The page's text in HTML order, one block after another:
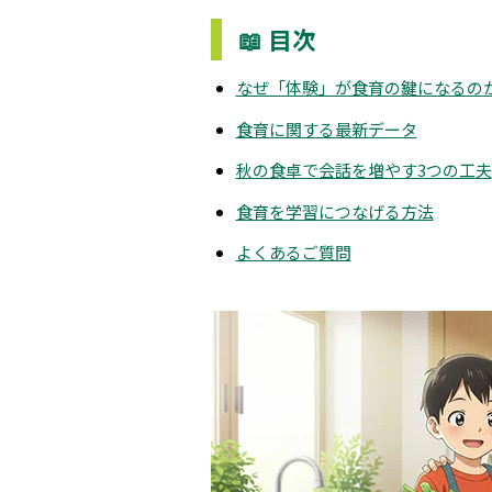
📖 目次
なぜ「体験」が食育の鍵になるの
食育に関する最新データ
秋の食卓で会話を増やす3つの工夫
食育を学習につなげる方法
よくあるご質問